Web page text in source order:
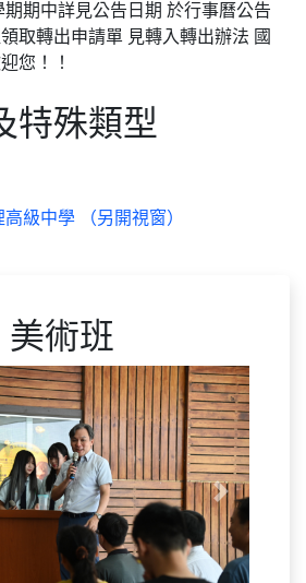
期中詳見公告日期 於行事曆公告
取轉出申請單 見轉入轉出辦法 國
您！！
特殊類型
高級中學 （另開視窗）
美術班
Next